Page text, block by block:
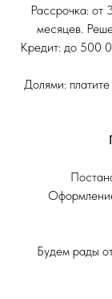
Рассрочка:
месяцев.
Кредит: до 500
Долями:
Будем рады